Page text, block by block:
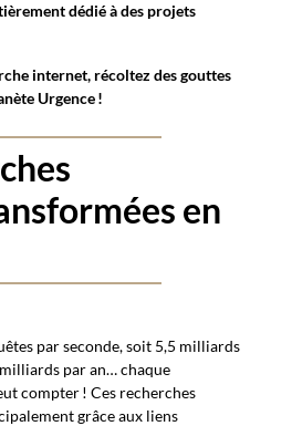
dédié à des projets
internet, récoltez des gouttes
Urgence !
en
par seconde, soit 5,5 milliards
par an… chaque
compter ! Ces recherches
grâce aux liens